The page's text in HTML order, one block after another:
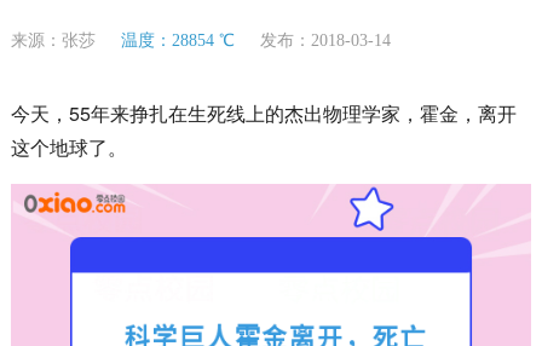
来源：张莎 温度：28854 ℃ 发布：2018-03-14
今天，55年来挣扎在生死线上的杰出物理学家，霍金，离开
这个地球了。